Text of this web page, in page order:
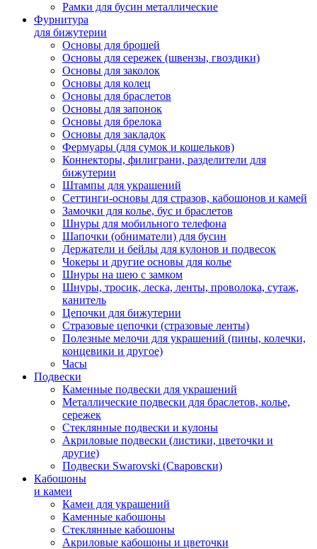
Рамки для бусин металлические
Фурнитура
для бижутерии
Основы для брошей
Основы для сережек (швензы, гвоздики)
Основы для заколок
Основы для колец
Основы для браслетов
Основы для запонок
Основы для брелока
Основы для закладок
Фермуары (для сумок и кошельков)
Коннекторы, филиграни, разделители для
бижутерии
Штампы для украшений
Сеттинги-основы для стразов, кабошонов и камей
Замочки для колье, бус и браслетов
Шнуры для мобильного телефона
Шапочки (обниматели) для бусин
Держатели и бейлы для кулонов и подвесок
Чокеры и другие основы для колье
Шнуры на шею с замком
Шнуры, тросик, леска, ленты, проволока, сутаж,
канитель
Цепочки для бижутерии
Стразовые цепочки (стразовые ленты)
Полезные мелочи для украшений (пины, колечки,
концевики и другое)
Часы
Подвески
Каменные подвески для украшений
Металлические подвески для браслетов, колье,
сережек
Стеклянные подвески и кулоны
Акриловые подвески (листики, цветочки и
другие)
Подвески Swarovski (Сваровски)
Кабошоны
и камеи
Камеи для украшений
Каменные кабошоны
Стеклянные кабошоны
Акриловые кабошоны и цветочки